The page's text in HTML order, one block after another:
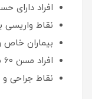
افراد
نقاط واریسی
بیماران
افراد مسن 60 سال به بالا
نقاط جراحی